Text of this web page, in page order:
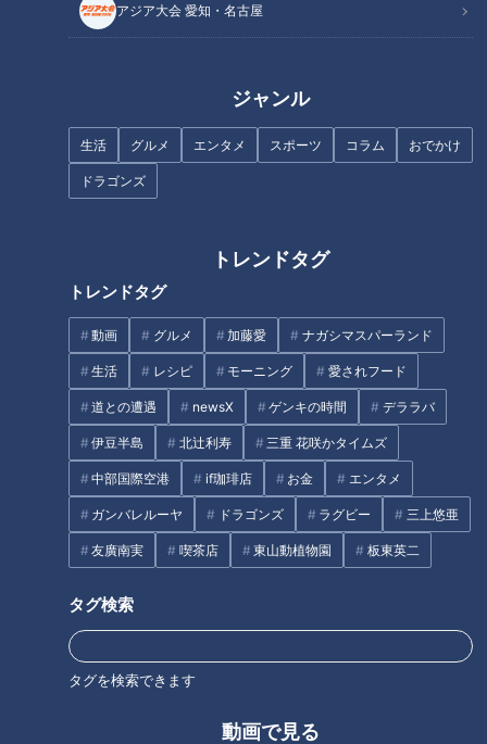
アジア大会 愛知・名古屋
ジャンル
生活 グルメ エンタメ スポーツ コラム おでかけ
ドラゴンズ
トレンドタグ
トレンドタグ
動画 グルメ 加藤愛 ナガシマスパーランド
生活 レシピ モーニング 愛されフード
道との遭遇 newsX ゲンキの時間 デララバ
伊豆半島 北辻利寿 三重 花咲かタイムズ
中部国際空港 if珈琲店 お金 エンタメ
ガンバレルーヤ ドラゴンズ ラグビー 三上悠亜
友廣南実 喫茶店 東山動植物園 板東英二
タグ検索
タグを検索できます
動画で見る
ん」「めっちゃおもしろい番組
キが大爆笑
独自の法律を作った村！？滋賀
「奥琵琶湖パークウェイ」が開
通する前の“隠れ里”菅浦集落の
知られざる生活とは
国土地理院と古書店通いが日
課！？廃道マニアのプライベー
トに密着 日本一の石段を誇る
3333段の「釈迦院御坂遊歩
道」も
エンタメ ミキ